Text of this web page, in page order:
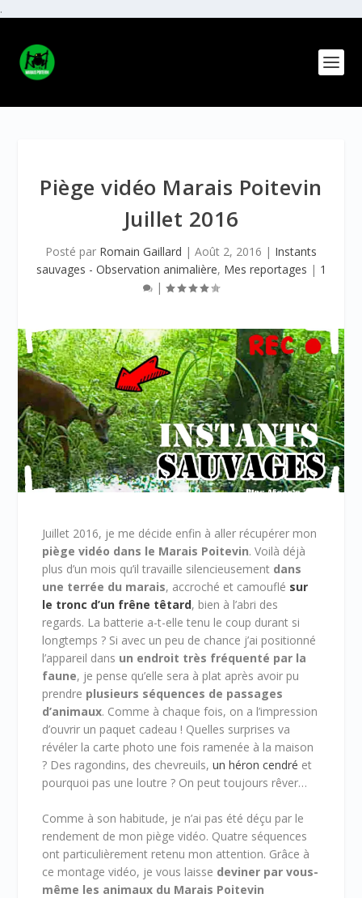
.
Piège vidéo Marais Poitevin
Juillet 2016
Posté par Romain Gaillard | Août 2, 2016 | Instants
sauvages - Observation animalière, Mes reportages | 1
|
Juillet 2016, je me décide enfin à aller récupérer mon
piège vidéo dans le Marais Poitevin. Voilà déjà
plus d’un mois qu’il travaille silencieusement dans
une terrée du marais, accroché et camouflé sur
le tronc d’un frêne têtard, bien à l’abri des
regards. La batterie a-t-elle tenu le coup durant si
longtemps ? Si avec un peu de chance j’ai positionné
l’appareil dans un endroit très fréquenté par la
faune, je pense qu’elle sera à plat après avoir pu
prendre plusieurs séquences de passages
d’animaux. Comme à chaque fois, on a l’impression
d’ouvrir un paquet cadeau ! Quelles surprises va
révéler la carte photo une fois ramenée à la maison
? Des ragondins, des chevreuils,un héron cendré et
pourquoi pas une loutre ? On peut toujours rêver…
Comme à son habitude, je n’ai pas été déçu par le
rendement de mon piège vidéo. Quatre séquences
ont particulièrement retenu mon attention. Grâce à
ce montage vidéo, je vous laisse deviner par vous-
même les animaux du Marais Poitevin